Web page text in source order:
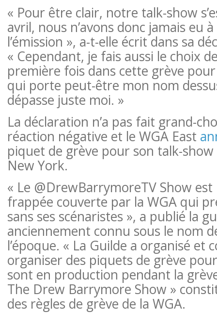
« Pour être clair, notre talk-show
avril, nous n’avons donc jamais eu
l’émission », a-t-elle écrit dans sa
« Cependant, je fais aussi le choix
première fois dans cette grève
qui porte peut-être mon nom
dépasse juste moi. »
La déclaration n’a pas fait grand-
réaction négative et le WGA East
piquet de grève pour son talk-show
New York.
« Le @DrewBarrymoreTV Show
frappée couverte par la WGA qui
sans ses scénaristes », a publié la
anciennement connu sous le nom
l’époque. « La Guilde a organisé et
organiser des piquets de grève
sont en production pendant la
The Drew Barrymore Show »
des règles de grève de la WGA.